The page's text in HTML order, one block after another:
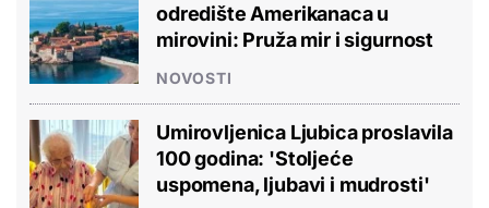
odredište Amerikanaca u
mirovini: Pruža mir i sigurnost
NOVOSTI
Umirovljenica Ljubica proslavila
100 godina: 'Stoljeće
uspomena, ljubavi i mudrosti'